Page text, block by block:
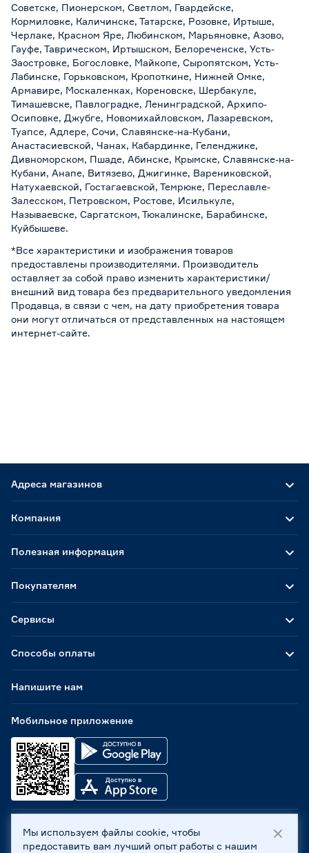
Советске, Пионерском, Светлом, Гвардейске,
Кормиловке, Каличинске, Татарске, Розовке, Иртыше,
Черлаке, Красном Яре, Любинском, Марьяновке, Азово,
Гауфе, Таврическом, Иртышском, Белореченске, Усть-
Заостровке, Богословке, Майкопе, Сыропятском, Усть-
Лабинске, Горьковском, Кропоткине, Нижней Омке,
Армавире, Москаленках, Кореновске, Шербакуле,
Тимашевске, Павлоградке, Ленинградской, Архипо-
Осиповке, Джубге, Новомихайловском, Лазаревском,
Туапсе, Адлере, Сочи, Славянске-на-Кубани,
Анастасиевской, Чанах, Кабардинке, Геленджике,
Дивноморском, Пшаде, Абинске, Крымске, Славянске-на-
Кубани, Анапе, Витязево, Джигинке, Варениковской,
Натухаевской, Гостагаевской, Темрюке, Переславле-
Залесском, Петровском, Ростове, Исилькуле,
Называевске, Саргатском, Тюкалинске, Барабинске,
Куйбышеве.
*Все характеристики и изображения товаров
предоставлены производителями. Производитель
оставляет за собой право изменить характеристики/
внешний вид товара без предварительного уведомления
Продавца, в связи с чем, на дату приобретения товара
они могут отличаться от представленных на настоящем
интернет-сайте.
Адреса магазинов
Способы оплаты
Мобильное приложение
Компания
Полезная информация
Покупателям
Сервисы
Напишите нам
ООО «Бауцентр Рус» 2004 -2026, 236029, г. Калининград,
ул. А.Невского, 205. ИНН 7702596813, КПП 390601001 ©
Мы используем файлы cookie, чтобы
предоставить вам лучший опыт работы с нашим